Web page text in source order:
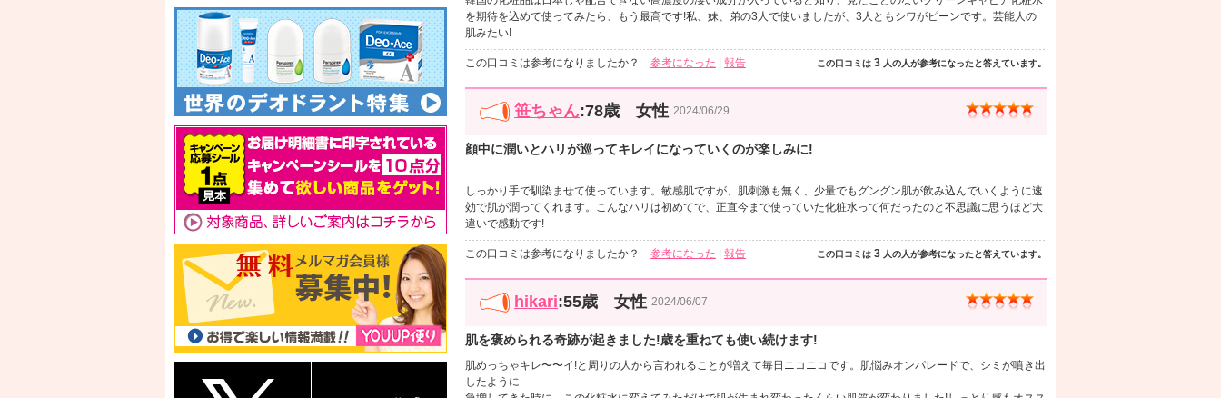
を期待を込めて使ってみたら、もう最高です!私、妹、弟の3人で使いましたが、3人ともシワがピーンです。芸能人の
肌みたい!
この口コミは 3 人の人が参考になったと答えています。
この口コミは参考になりましたか？ 参考になった 報告
笹ちゃん:78歳 女性 2024/06/29
顔中に潤いとハリが巡ってキレイになっていくのが楽しみに!
しっかり手で馴染ませて使っています。敏感肌ですが、肌刺激も無く、少量でもグングン肌が飲み込んでいくように速
効で肌が潤ってくれます。こんなハリは初めてで、正直今まで使っていた化粧水って何だったのと不思議に思うほど大
違いで感動です!
この口コミは 3 人の人が参考になったと答えています。
この口コミは参考になりましたか？ 参考になった 報告
hikari:55歳 女性 2024/06/07
肌を褒められる奇跡が起きました!歳を重ねても使い続けます!
肌めっちゃキレ〜〜イ!と周りの人から言われることが増えて毎日ニコニコです。肌悩みオンパレードで、シミが噴き出
したように